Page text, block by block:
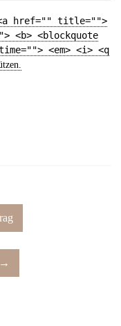
href="" title="">
<b> <blockquote
<em> <i> <q
→